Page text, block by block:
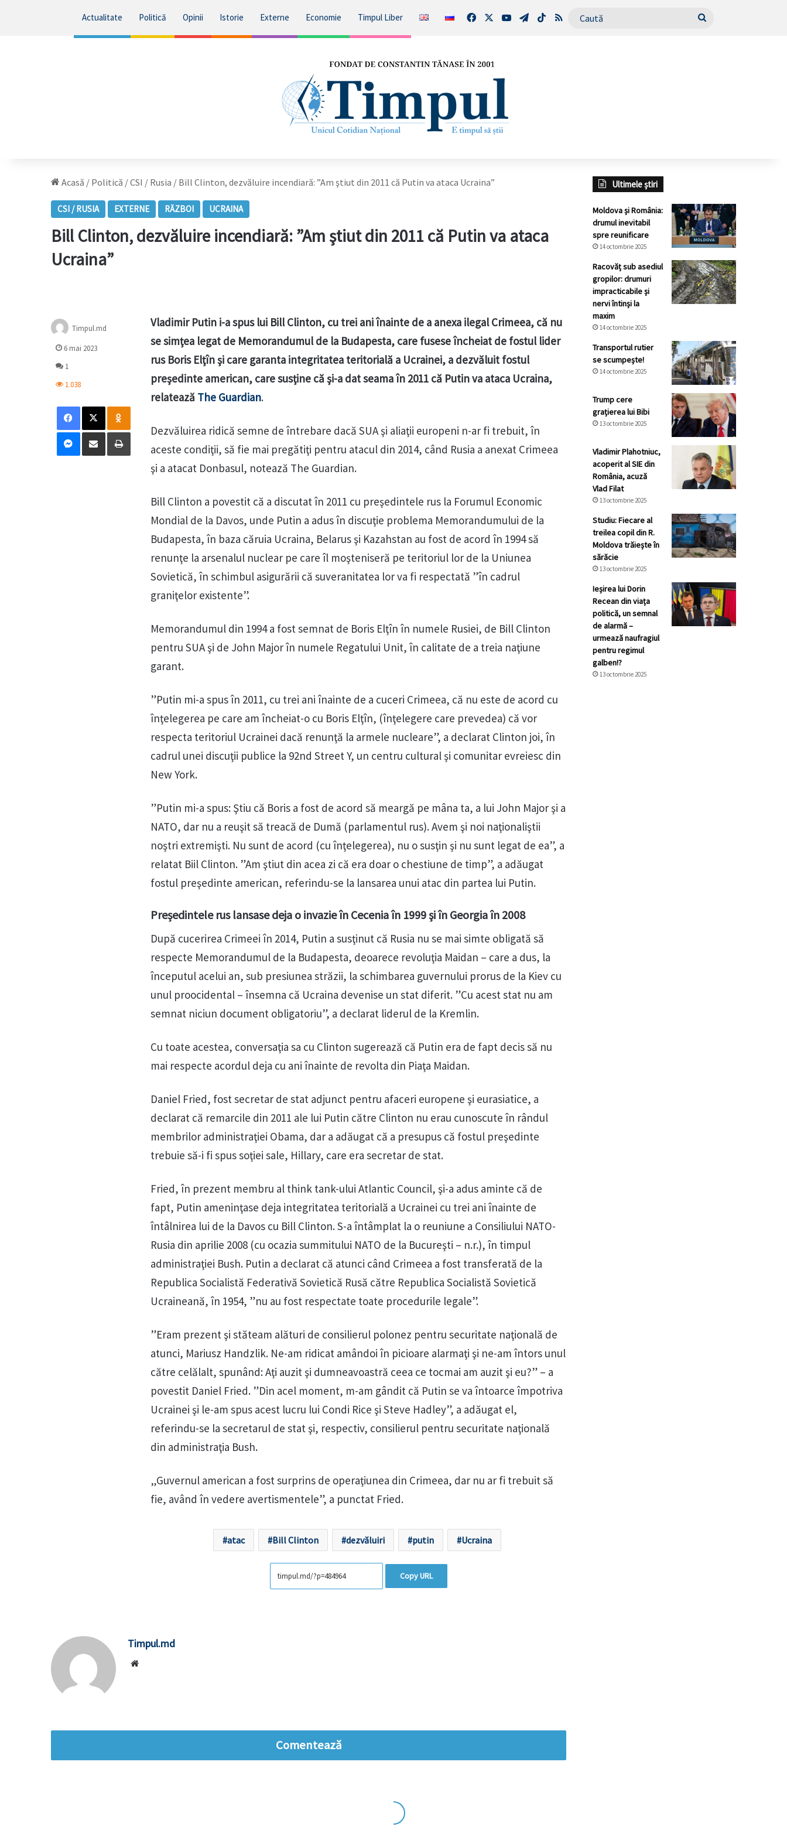
Actualitate Politică Opinii Istorie Externe Economie Timpul Liber FacebookYouTubeTelegram
TikTokRSS Caută
Acasă / Politică /CSI / Rusia / Bill Clinton, dezvăluire incendiară: ”Am ştiut din 2011 că Putin va ataca Ucraina”
CSI / RUSIA EXTERNE RĂZBOI UCRAINA
Bill Clinton, dezvăluire incendiară: ”Am ştiut din 2011 că Putin va ataca
Ucraina”
Vladimir Putin i-a spus lui Bill Clinton, cu trei ani înainte de a anexa ilegal Crimeea, că nu
se simţea legat de Memorandumul de la Budapesta, care fusese încheiat de fostul lider
rus Boris Elţîn şi care garanta integritatea teritorială a Ucrainei, a dezvăluit fostul
preşedinte american, care susţine că şi-a dat seama în 2011 că Putin va ataca Ucraina,
relatează The Guardian.
Dezvăluirea ridică semne de întrebare dacă SUA şi aliaţii europeni n-ar fi trebuit, în
aceste condiţii, să fie mai pregătiţi pentru atacul din 2014, când Rusia a anexat Crimeea
şi a atacat Donbasul, notează The Guardian.
Bill Clinton a povestit că a discutat în 2011 cu preşedintele rus la Forumul Economic
Mondial de la Davos, unde Putin a adus în discuţie problema Memorandumului de la
Budapesta, în baza căruia Ucraina, Belarus şi Kazahstan au fost de acord în 1994 să
renunţe la arsenalul nuclear pe care îl moşteniseră pe teritoriul lor de la Uniunea
Sovietică, în schimbul asigurării că suveranitatea lor va fi respectată ”în cadrul
graniţelor existente”.
Memorandumul din 1994 a fost semnat de Boris Elţîn în numele Rusiei, de Bill Clinton
pentru SUA şi de John Major în numele Regatului Unit, în calitate de a treia naţiune
garant.
”Putin mi-a spus în 2011, cu trei ani înainte de a cuceri Crimeea, că nu este de acord cu
înţelegerea pe care am încheiat-o cu Boris Elţîn, (înţelegere care prevedea) că vor
respecta teritoriul Ucrainei dacă renunţă la armele nucleare”, a declarat Clinton joi, în
cadrul unei discuţii publice la 92nd Street Y, un centru cultural şi comunitar evreiesc din
New York.
”Putin mi-a spus: Ştiu că Boris a fost de acord să meargă pe mâna ta, a lui John Major şi a
NATO, dar nu a reuşit să treacă de Dumă (parlamentul rus). Avem şi noi naţionaliştii
noştri extremişti. Nu sunt de acord (cu înţelegerea), nu o susţin şi nu sunt legat de ea”, a
relatat Biil Clinton. ”Am ştiut din acea zi că era doar o chestiune de timp”, a adăugat
fostul preşedinte american, referindu-se la lansarea unui atac din partea lui Putin.
Președintele rus lansase deja o invazie în Cecenia în 1999 şi în Georgia în 2008
După cucerirea Crimeei în 2014, Putin a susţinut că Rusia nu se mai simte obligată să
respecte Memorandumul de la Budapesta, deoarece revoluţia Maidan – care a dus, la
începutul acelui an, sub presiunea străzii, la schimbarea guvernului prorus de la Kiev cu
unul proocidental – însemna că Ucraina devenise un stat diferit. ”Cu acest stat nu am
semnat niciun document obligatoriu”, a declarat liderul de la Kremlin.
Cu toate acestea, conversaţia sa cu Clinton sugerează că Putin era de fapt decis să nu
mai respecte acordul deja cu ani înainte de revolta din Piaţa Maidan.
Daniel Fried, fost secretar de stat adjunct pentru afaceri europene şi eurasiatice, a
declarat că remarcile din 2011 ale lui Putin către Clinton nu erau cunoscute în rândul
membrilor administraţiei Obama, dar a adăugat că a presupus că fostul preşedinte
trebuie să-i fi spus soţiei sale, Hillary, care era secretar de stat.
Fried, în prezent membru al think tank-ului Atlantic Council, şi-a adus aminte că de
fapt, Putin ameninţase deja integritatea teritorială a Ucrainei cu trei ani înainte de
întâlnirea lui de la Davos cu Bill Clinton. S-a întâmplat la o reuniune a Consiliului NATO-
Rusia din aprilie 2008 (cu ocazia summitului NATO de la Bucureşti – n.r.), în timpul
administraţiei Bush. Putin a declarat că atunci când Crimeea a fost transferată de la
Republica Socialistă Federativă Sovietică Rusă către Republica Socialistă Sovietică
Ucraineană, în 1954, ”nu au fost respectate toate procedurile legale”.
”Eram prezent şi stăteam alături de consilierul polonez pentru securitate naţională de
atunci, Mariusz Handzlik. Ne-am ridicat amândoi în picioare alarmaţi şi ne-am întors unul
către celălalt, spunând: Aţi auzit şi dumneavoastră ceea ce tocmai am auzit şi eu?” – a
povestit Daniel Fried. ”Din acel moment, m-am gândit că Putin se va întoarce împotriva
Ucrainei şi le-am spus acest lucru lui Condi Rice şi Steve Hadley”, a adăugat el,
referindu-se la secretarul de stat şi, respectiv, consilierul pentru securitate naţională
din administraţia Bush.
„Guvernul american a fost surprins de operaţiunea din Crimeea, dar nu ar fi trebuit să
fie, având în vedere avertismentele”, a punctat Fried.
atac Bill Clinton dezvăluiri putin Ucraina
Copy URL
Timpul.md
6 mai 2023
1
1.038
Facebook
X Odnoklassniki
Messenger
Distribuie prin mail Tipărește
Timpul.md
Comentează
Ultimele știri
Moldova și România:
drumul inevitabil
spre reunificare
14 octombrie 2025
Racovăț sub asediul
gropilor: drumuri
impracticabile și
nervi întinși la
maxim
14 octombrie 2025
Transportul rutier
se scumpește!
14 octombrie 2025
Trump cere
grațierea lui Bibi
13 octombrie 2025
Vladimir Plahotniuc,
acoperit al SIE din
România, acuză
Vlad Filat
13 octombrie 2025
Studiu: Fiecare al
treilea copil din R.
Moldova trăiește în
sărăcie
13 octombrie 2025
Ieșirea lui Dorin
Recean din viața
politică, un semnal
de alarmă –
urmează naufragiul
pentru regimul
galben!?
13 octombrie 2025